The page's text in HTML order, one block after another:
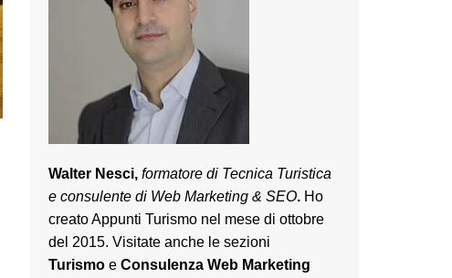
Walter Nesci, formatore di Tecnica Turistica
e consulente di Web Marketing & SEO. Ho
creato Appunti Turismo nel mese di ottobre
del 2015. Visitate anche le sezioni
Turismo e Consulenza Web Marketing